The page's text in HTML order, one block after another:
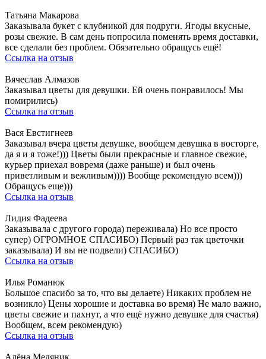
Татьяна Макарова
Заказывала букет с клубникой для подруги. Ягоды вкусные,
розы свежие. В сам день попросила поменять время доставки,
все сделали без проблем. Обязательно обращусь ещё!
Ссылка на отзыв
Вячеслав Алмазов
Заказывал цветы для девушки. Ей очень понравилось! Мы
помирились)
Ссылка на отзыв
Вася Евстигнеев
Заказывал вчера цветы девушке, вообщем девушка в восторге,
да я и я тоже!))) Цветы были прекрасные и главное свежие,
курьер приехал вовремя (даже раньше) и был очень
приветливым и вежливым)))) Вообще рекомендую всем)))
Обращусь еще)))
Ссылка на отзыв
Лидия Фадеева
Заказывала с другого города) переживала) Но все просто
супер) ОГРОМНОЕ СПАСИБО) Первый раз так цветочки
заказывала) И вы не подвели) СПАСИБО)
Ссылка на отзыв
Илья Романюк
Большое спасибо за то, что вы делаете) Никаких проблем не
возникло) Цены хорошие и доставка во время) Не мало важно,
цветы свежие и пахнут, а что ещё нужно девушке для счастья)
Вообщем, всем рекомендую)
Ссылка на отзыв